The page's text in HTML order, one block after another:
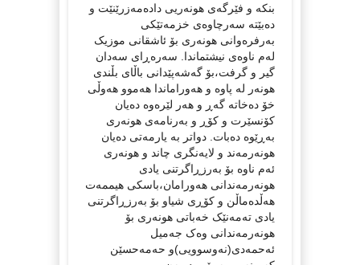
بنکە و فێرگەی هونەریی دادەمەزرێنێت و
دەبێتە سەرچاوەی خزمەتێکی
بەرفرەوانی هونەری بۆ ئاشقانی موزیک
لەم ناوەی نیشتماندا. سەرەڕای سەدان
گیر و گرفت،بۆ گەشەپێدانی باڵای بڵندی
هونەر لە پاوە و هەوراماندا هەموو هەوڵی
خۆ دەخاتە گەڕ و هەر لێرەوە دەیان
کۆنسێرت و کۆڕ و بەرنامەی هونەری
بەڕێوە دەبات. دواتر بە یارمەتی دەیان
هونەرمەند و لایەنگری چاند و هونەری
ئەم ناوە بۆ بەرزڕاگرتنی یادی
هونەرمەندانی هەورامان،باسکی هیممەت
هەڵدەماڵن و کۆڕی شیاو بۆ بەرزڕاگرتنی
یادی تەمەنێک خەباتی هونەری بۆ
هونەرمەندانی وەک جەمیل
ئەحمەدی(نەوسوویی)و حەمەحسێن